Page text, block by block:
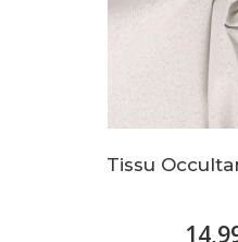
Tissu